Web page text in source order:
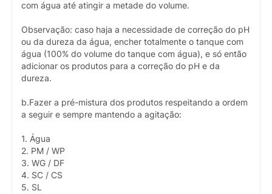
com água até atingir a metade do volume.
Observação: caso haja a necessidade de correção do pH
ou da dureza da água, encher totalmente o tanque com
água (100% do volume do tanque com água), e só então
adicionar os produtos para a correção do pH e da
dureza.
b.Fazer a pré-mistura dos produtos respeitando a ordem
a seguir e sempre mantendo a agitação:
1. Água
2. PM / WP
3. WG / DF
4. SC / CS
5. SL